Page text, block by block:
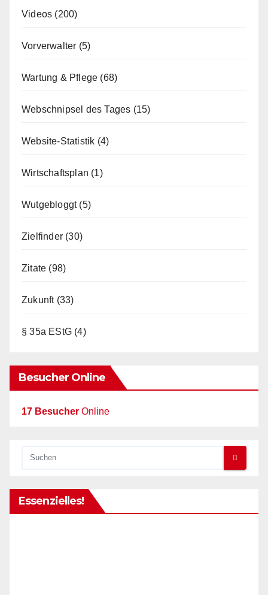
Videos (200)
Vorverwalter (5)
Wartung & Pflege (68)
Webschnipsel des Tages (15)
Website-Statistik (4)
Wirtschaftsplan (1)
Wutgebloggt(5)
Zielfinder (30)
Zitate (98)
Zukunft(33)
§ 35a EStG (4)
Besucher Online
17 Besucher Online
Essenzielles!